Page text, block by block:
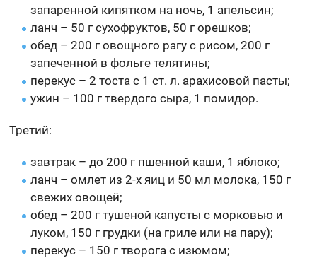
запаренной кипятком на ночь, 1 апельсин;
ланч – 50 г сухофруктов, 50 г орешков;
обед – 200 г овощного рагу с рисом, 200 г
запеченной в фольге телятины;
перекус – 2 тоста с 1 ст. л. арахисовой пасты;
ужин – 100 г твердого сыра, 1 помидор.
Третий:
завтрак – до 200 г пшенной каши, 1 яблоко;
ланч – омлет из 2-х яиц и 50 мл молока, 150 г
свежих овощей;
обед – 200 г тушеной капусты с морковью и
луком, 150 г грудки (на гриле или на пару);
перекус – 150 г творога с изюмом;